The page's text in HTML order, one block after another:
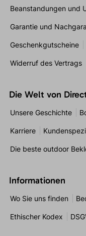
Beanstandungen und
Garantie und
Geschenkgutscheine
Widerruf des Vertrags
Die Welt von
Unsere Geschichte
Karriere
Die beste outdoor
Informationen
Wo Sie uns finden
Ethischer Kodex